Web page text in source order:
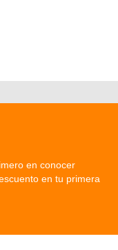
en conocer
en tu primera